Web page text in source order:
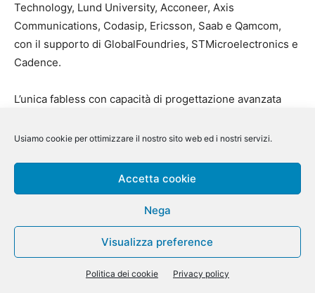
Usiamo cookie per ottimizzare il nostro sito web ed i nostri servizi.
Accetta cookie
Nega
Visualizza preference
Politica dei cookie Privacy policy
Technology, Lund University, Acconeer, Axis
Communications, Codasip, Ericsson, Saab e Qamcom,
con il supporto di GlobalFoundries, STMicroelectronics e
Cadence.
L’unica fabless con capacità di progettazione avanzata
Semiconductor, leader mondiale dei chip Bluetooth e nel
con i suoi sensori radar a bassissimo
consumo e
applicazioni software per un migliore controllo degli
elementi chiave dei gruppo propulsori dei veicoli elettrici.
Tutte queste società sono coinvolte nelle nuove iniziative